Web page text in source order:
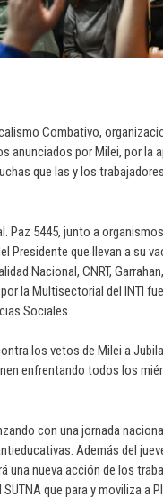
Combativo,
por Milei, por la
que las y los
Paz 5445, junto a
que llevan a su
Nacional, CNRT,
la Multisectorial del INTI
Sociales.
los vetos de Milei a
enfrentando todos los
con una jornada
Además del
una nueva acción de los
que para y moviliza a